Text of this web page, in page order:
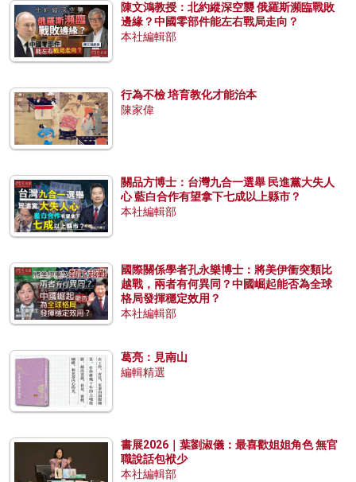
陳文鴻教授：北約縱深空襲 俄羅斯瀕臨戰敗
邊緣？中國零部件能左右戰局走向？
本社編輯部
行為不檢 培育教化才能治本
陳家偉
關品方博士：台灣九合一選舉 民進黨大失人
心 藍白合作有望拿下七成以上縣市？
本社編輯部
國際關係學者孔永樂博士：將美伊衝突類比
越戰，兩者有何異同？中國崛起能否為全球
格局發揮穩定效用？
本社編輯部
葛亮：見南山
編輯精選
書展2026｜葉劉淑儀：最喜歡姐姐角色 無官
職說話包袱少
本社編輯部